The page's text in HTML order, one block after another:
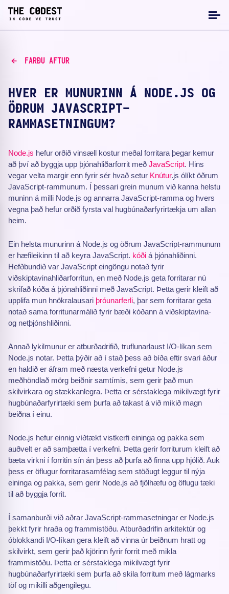
FARÐU AFTUR
HVER ER MUNURINN Á NODE.JS OG
ÖÐRUM JAVASCRIPT-
RAMMASETNINGUM?
Node.js hefur orðið vinsæll kostur meðal forritara þegar kemur
að því að byggja upp þjónahliðarforrit með JavaScript. Hins
vegar velta margir enn fyrir sér hvað setur Knútur.js ólíkt öðrum
JavaScript-rammunum. Í þessari grein munum við kanna helstu
muninn á milli Node.js og annarra JavaScript-ramma og hvers
vegna það hefur orðið fyrsta val hugbúnaðarfyrirtækja um allan
heim.
Ein helsta munurinn á Node.js og öðrum JavaScript-rammunum
er hæfileikinn til að keyra JavaScript. kóði á þjónahliðinni.
Hefðbundið var JavaScript eingöngu notað fyrir
viðskiptavinahliðarforritun, en með Node.js geta forritarar nú
skrifað kóða á þjónahliðinni með JavaScript. Þetta gerir kleift að
upplifa mun hnökralausari þróunarferli, þar sem forritarar geta
notað sama forritunarmálið fyrir bæði kóðann á viðskiptavina-
og netþjónshliðinni.
Annað lykilmunur er atburðadrifið, truflunarlaust I/O-líkan sem
Node.js notar. Þetta þýðir að í stað þess að bíða eftir svari áður
en haldið er áfram með næsta verkefni getur Node.js
meðhöndlað mörg beiðnir samtímis, sem gerir það mun
skilvirkara og stækkanlegra. Þetta er sérstaklega mikilvægt fyrir
hugbúnaðarfyrirtæki sem þurfa að takast á við mikið magn
beiðna í einu.
Node.js hefur einnig víðtækt vistkerfi eininga og pakka sem
auðvelt er að samþætta í verkefni. Þetta gerir forriturum kleift að
bæta virkni í forritin sín án þess að þurfa að finna upp hjólið. Auk
þess er öflugur forritarasamfélag sem stöðugt leggur til nýja
eininga og pakka, sem gerir Node.js að fjölhæfu og öflugu tæki
til að byggja forrit.
Í samanburði við aðrar JavaScript-rammasetningar er Node.js
þekkt fyrir hraða og frammistöðu. Atburðadrifin arkitektúr og
óblokkandi I/O-líkan gera kleift að vinna úr beiðnum hratt og
skilvirkt, sem gerir það kjörinn fyrir forrit með mikla
frammistöðu. Þetta er sérstaklega mikilvægt fyrir
hugbúnaðarfyrirtæki sem þurfa að skila forritum með lágmarks
töf og mikilli aðgengilegu.